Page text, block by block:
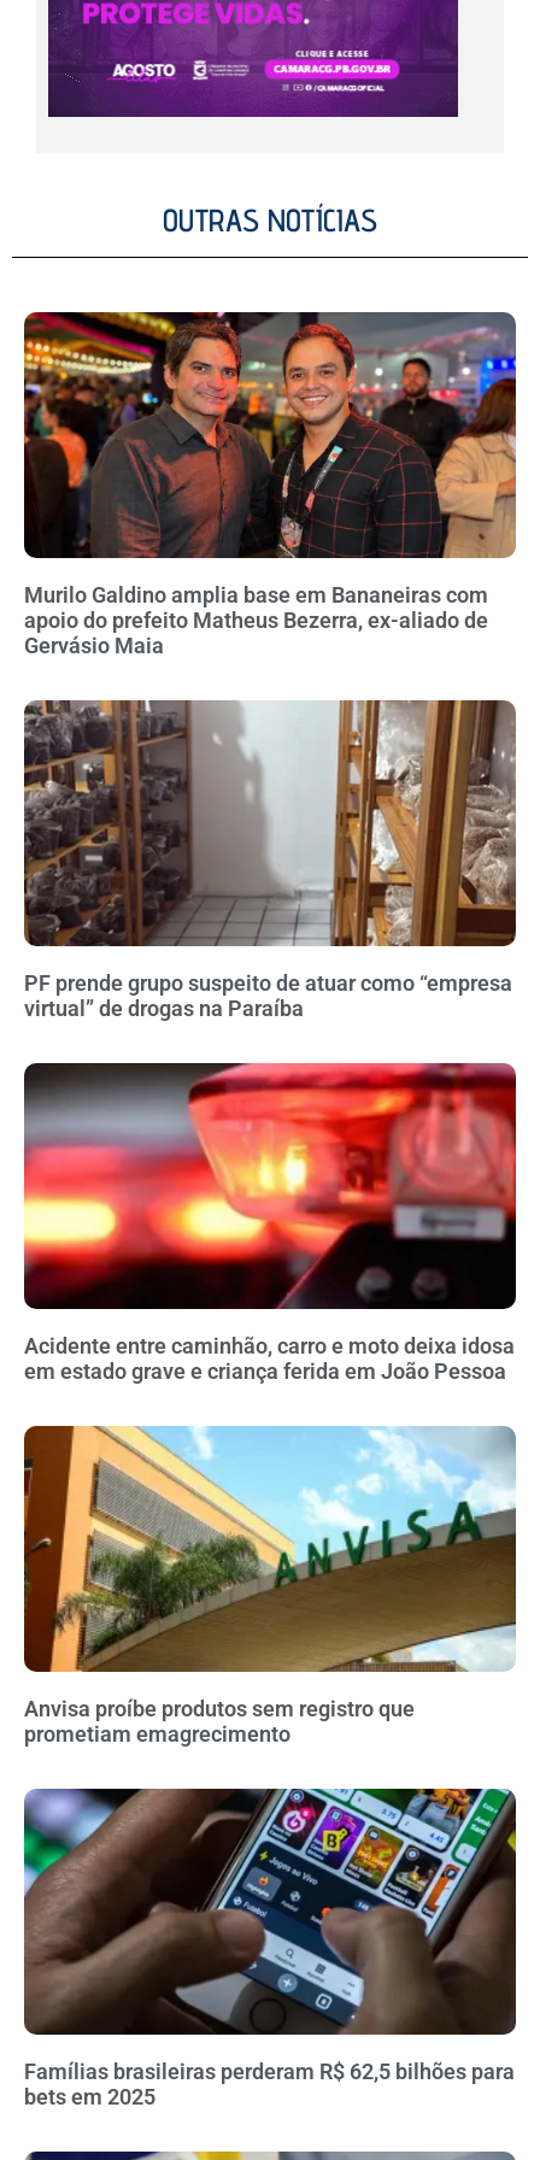
OUTRAS NOTÍCIAS
Murilo Galdino amplia base em Bananeiras com
apoio do prefeito Matheus Bezerra, ex-aliado de
Gervásio Maia
PF prende grupo suspeito de atuar como “empresa
virtual” de drogas na Paraíba
Acidente entre caminhão, carro e moto deixa idosa
em estado grave e criança ferida em João Pessoa
Anvisa proíbe produtos sem registro que
prometiam emagrecimento
Famílias brasileiras perderam R$ 62,5 bilhões para
bets em 2025